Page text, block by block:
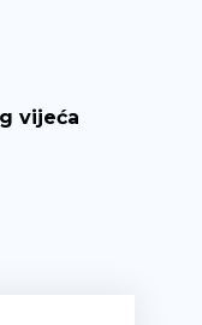
vijeća